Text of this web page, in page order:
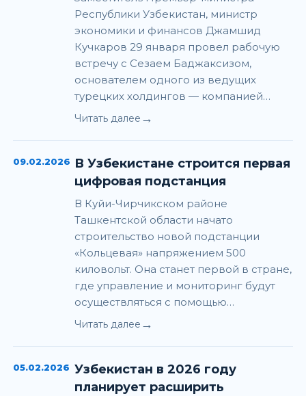
Республики Узбекистан, министр
экономики и финансов Джамшид
Кучкаров 29 января провел рабочую
встречу с Сезаем Баджаксизом,
основателем одного из ведущих
турецких холдингов — компанией…
Читать далее →
09.02.2026 В Узбекистане строится первая
цифровая подстанция
В Куйи-Чирчикском районе
Ташкентской области начато
строительство новой подстанции
«Кольцевая» напряжением 500
киловольт. Она станет первой в стране,
где управление и мониторинг будут
осуществляться с помощью…
Читать далее →
05.02.2026 Узбекистан в 2026 году
планирует расширить